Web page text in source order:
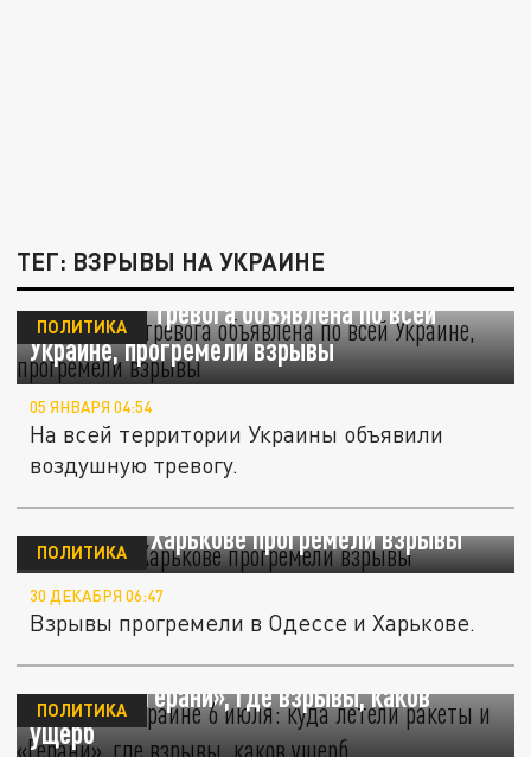
ТЕГ: ВЗРЫВЫ НА УКРАИНЕ
Воздушная тревога объявлена по всей
Украине, прогремели взрывы
ПОЛИТИКА
05 ЯНВАРЯ 04:54
На всей территории Украины объявили
воздушную тревогу.
В Одессе и Харькове прогремели взрывы
ПОЛИТИКА
30 ДЕКАБРЯ 06:47
Взрывы прогремели в Одессе и Харькове.
Удары по Украине 6 июля: куда летели
ракеты и «Герани», где взрывы, каков
ущерб
ПОЛИТИКА